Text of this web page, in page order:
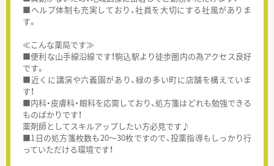
■ヘルプ体制も充実しており、社員を大切にする社風がありま
す。
≪こんな薬局です≫
■便利な山手線沿線です！駒込駅より徒歩圏内の為アクセス良好
です。
■近くに講演や六義園があり、緑の多い町に店舗を構えていま
す！
■内科・皮膚科・眼科を応需しており、処方箋はどれも勉強できる
ものばかりです！
薬剤師としてスキルアップしたい方必見です♪
■1日の処方箋枚数も20～30枚ですので、投薬指導もしっかり行
っていただける環境です！